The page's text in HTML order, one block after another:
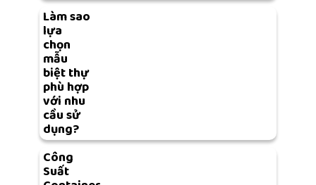
Làm sao
lựa
chọn
mẫu
biệt thự
phù hợp
với nhu
cầu sử
dụng?
Công
Suất